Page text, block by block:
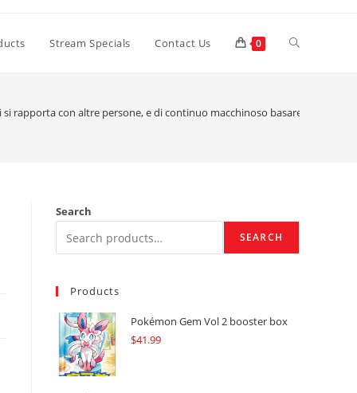
Stream Specials Contact Us 0 Toggle
si rapporta con altre persone, e di continuo macchinoso basare
Search
SEARCH
Products
Pokémon Gem Vol 2 booster box
$41.99